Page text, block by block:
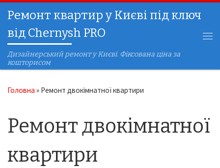
Перейти до вмісту
Ремонт квартир у Києві під ключ
від Chernysh PRO
Дизайнерський ремонт у Києві. Фіксована ціна за
кошторисом
Головна » Ремонт двокімнатної квартири
Ремонт двокімнатної
квартири